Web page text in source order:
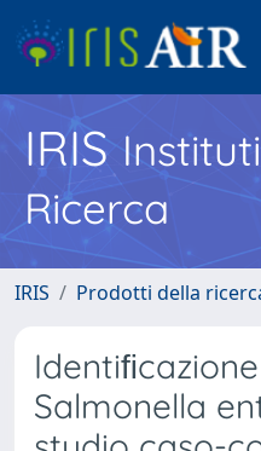
IRIS
Ricerca
IRIS Prodotti della
Salmonella